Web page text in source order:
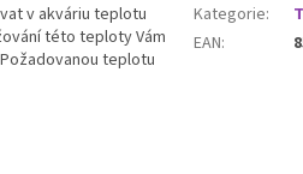
v akváriu teplotu
této teploty Vám
teplotu
Kategorie:
EAN: